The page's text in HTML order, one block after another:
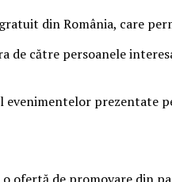
din România, care
către persoanele
prezentate
de promovare din